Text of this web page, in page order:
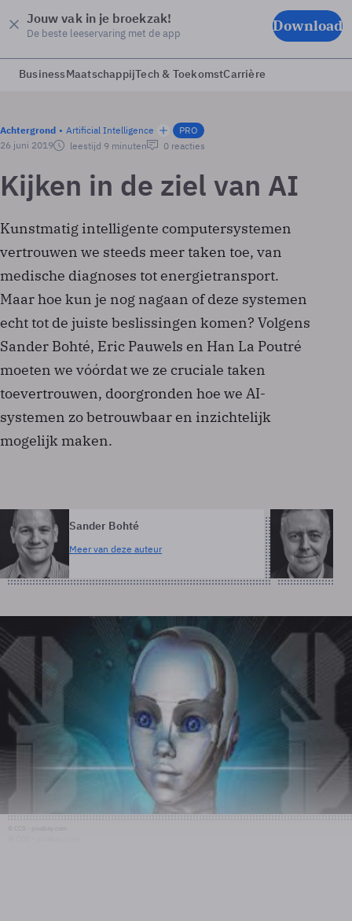
Jouw vak in je broekzak!
De beste leeservaring met de app Download
BusinessMaatschappijTech & ToekomstCarrière
Achtergrond Artificial Intelligence
PRO
26 juni 2019
leestijd 9 minuten 0 reacties
Kijken in de ziel van AI
Kunstmatig intelligente computersystemen
vertrouwen we steeds meer taken toe, van
medische diagnoses tot energietransport.
Maar hoe kun je nog nagaan of deze systemen
echt tot de juiste beslissingen komen? Volgens
Sander Bohté, Eric Pauwels en Han La Poutré
moeten we vóórdat we ze cruciale taken
toevertrouwen, doorgronden hoe we AI-
systemen zo betrouwbaar en inzichtelijk
mogelijk maken.
Sander Bohté
Meer van deze auteur